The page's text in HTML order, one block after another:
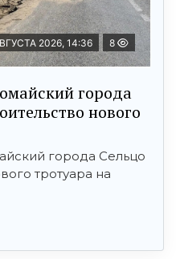
2026, 14:36 8
города
нового
города Сельцо
тротуара на